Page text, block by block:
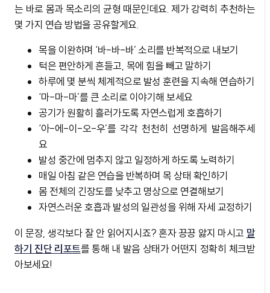
는 바로 몸과 목소리의 균형 때문인데요. 제가 강력히 추천하는
몇 가지 연습 방법을 공유할게요.
목을 이완하며 ‘바-바-바’ 소리를 반복적으로 내보기
턱은 편안하게 흔들고, 목에 힘을 빼고 말하기
하루에 몇 분씩 체계적으로 발성 훈련을 지속해 연습하기
‘마-마-마’를 큰 소리로 이야기해 보세요
공기가 원활히 흘러가도록 자연스럽게 호흡하기
‘아-에-이-오-우’를 각각 천천히 선명하게 발음해주세
요
발성 중간에 멈추지 않고 일정하게 하도록 노력하기
매일 아침 같은 연습을 반복하며 목 상태 확인하기
몸 전체의 긴장도를 낮추고 명상으로 연결해보기
자연스러운 호흡과 발성의 일관성을 위해 자세 교정하기
이 문장, 생각보다 잘 안 읽어지시죠? 혼자 끙끙 앓지 마시고 말
하기 진단 리포트를 통해 내 발음 상태가 어떤지 정확히 체크받
아보세요!